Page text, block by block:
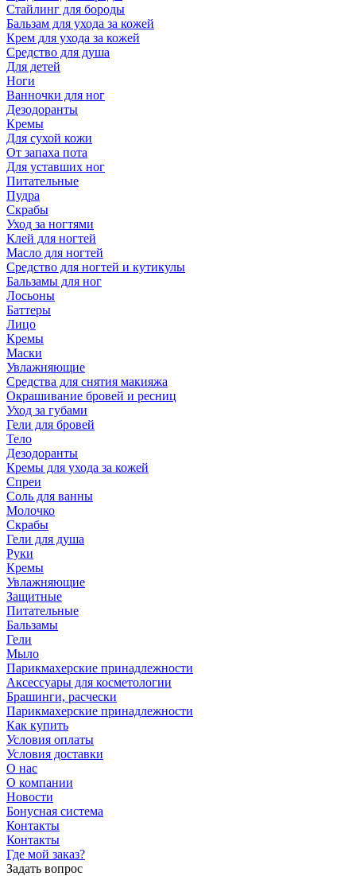
Стайлинг для бороды
Бальзам для ухода за кожей
Крем для ухода за кожей
Средство для душа
Для детей
Ноги
Ванночки для ног
Дезодоранты
Кремы
Для сухой кожи
От запаха пота
Для уставших ног
Питательные
Пудра
Скрабы
Уход за ногтями
Клей для ногтей
Масло для ногтей
Средство для ногтей и кутикулы
Бальзамы для ног
Лосьоны
Баттеры
Лицо
Кремы
Маски
Увлажняющие
Средства для снятия макияжа
Окрашивание бровей и ресниц
Уход за губами
Гели для бровей
Тело
Дезодоранты
Кремы для ухода за кожей
Спреи
Соль для ванны
Молочко
Скрабы
Гели для душа
Руки
Кремы
Увлажняющие
Защитные
Питательные
Бальзамы
Гели
Мыло
Парикмахерские принадлежности
Аксессуары для косметологии
Брашинги, расчески
Парикмахерские принадлежности
Как купить
Условия оплаты
Условия доставки
О нас
О компании
Новости
Бонусная система
Контакты
Контакты
Где мой заказ?
Задать вопрос